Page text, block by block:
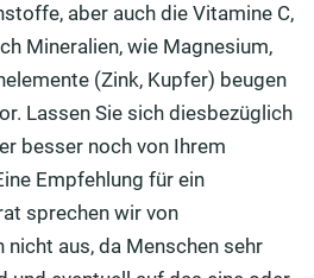
aber auch die Vitamine C,
Mineralien, wie Magnesium,
(Zink, Kupfer) beugen
Lassen Sie sich diesbezüglich
besser noch von Ihrem
Empfehlung für ein
sprechen wir von
nicht aus, da Menschen sehr